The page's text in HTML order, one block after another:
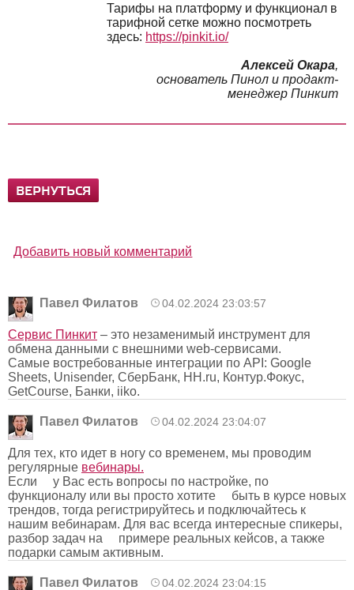
Тарифы на платформу и функционал в
тарифной сетке можно посмотреть
здесь: https://pinkit.io/
Алексей Окара,
основатель Пинол и продакт-
менеджер Пинкит
ВЕРНУТЬСЯ
Добавить новый комментарий
Павел Филатов 04.02.2024 23:03:57
Сервис Пинкит – это незаменимый инструмент для
обмена данными с внешними web-сервисами.
Самые востребованные интеграции по API: Google
Sheets, Unisender, СберБанк, HH.ru, Контур.Фокус,
GetCourse, Банки, iiko.
Павел Филатов 04.02.2024 23:04:07
Для тех, кто идет в ногу со временем, мы проводим
регулярные вебинары.
Если у Вас есть вопросы по настройке, по
функционалу или вы просто хотите быть в курсе новых
трендов, тогда регистрируйтесь и подключайтесь к
нашим вебинарам. Для вас всегда интересные спикеры,
разбор задач на примере реальных кейсов, а также
подарки самым активным.
Павел Филатов 04.02.2024 23:04:15